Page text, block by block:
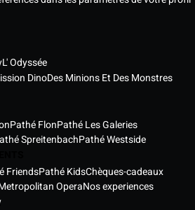
L' Odyssée
DinoDes Minions Et Des Monstres
Pathé FlonPathé Les Galeries
SpreitenbachPathé Westside
FriendsPathé KidsChèques-cadeaux
OperaNos experiences